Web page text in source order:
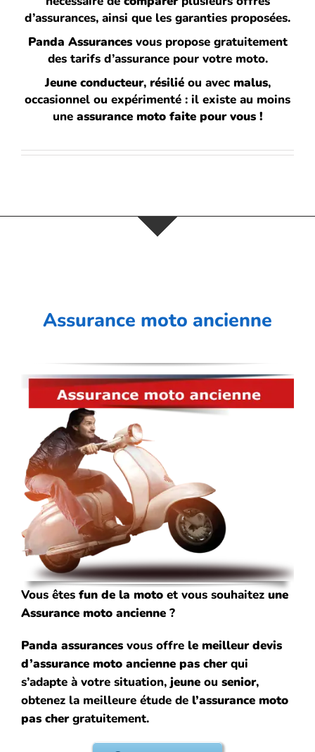
d’assurances, ainsi que les garanties proposées.
Panda Assurancesvous propose gratuitement
des tarifs d’assurance pour votre moto.
Jeune conducteur, résiliéou avec malus,
occasionnel ou expérimenté : il existe au moins
une assurance moto faite pour vous !
Assurance moto ancienne
Vous êtes fun de la motoet vous souhaitez une
Assurance moto ancienne?
Panda assurances vous offre le meilleur devis
d’assurance moto ancienne pas cherqui
s’adapte à votre situation, jeuneou senior,
obtenez la meilleure étude de l’assurance moto
pas chergratuitement.